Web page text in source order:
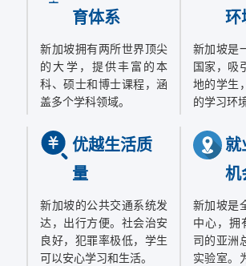
育体系
新加坡拥有两所世界顶尖
的大学，提供丰富的本
科、硕士和博士课程，涵
盖多个学科领域。
环
新加坡是
国家，吸
地的学生
的学习环境
优越生活质
量
新加坡的公共交通系统发
达，出行方便。社会治安
良好，犯罪率极低，学生
可以安心学习和生活。
就
机
新加坡是
中心，拥
司的亚洲
实验室。